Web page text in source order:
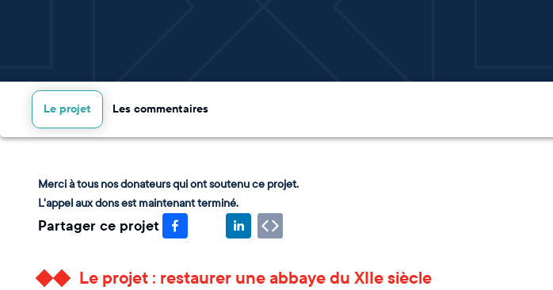
Le projet Les commentaires
Merci à tous nos donateurs qui ont soutenu ce projet.
L'appel aux dons est maintenant terminé.
Partager ce projet
Le projet : restaurer une abbaye du XIIe siècle